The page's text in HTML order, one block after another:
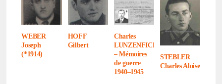
WEBER
Joseph
(*1914)
HOFF
Gilbert
Charles
LUNZENFICHTER
– Mémoires
de guerre
1940–1945
STEBLER
Charles Aloise